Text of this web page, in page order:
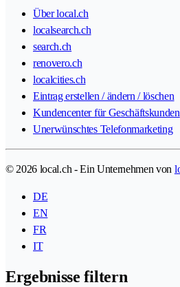
Über local.ch
localsearch.ch
search.ch
renovero.ch
localcities.ch
Eintrag erstellen / ändern / löschen
Kundencenter für Geschäftskunden
Unerwünschtes Telefonmarketing
© 2026 local.ch - Ein Unternehmen von
DE
EN
FR
IT
Ergebnisse filtern